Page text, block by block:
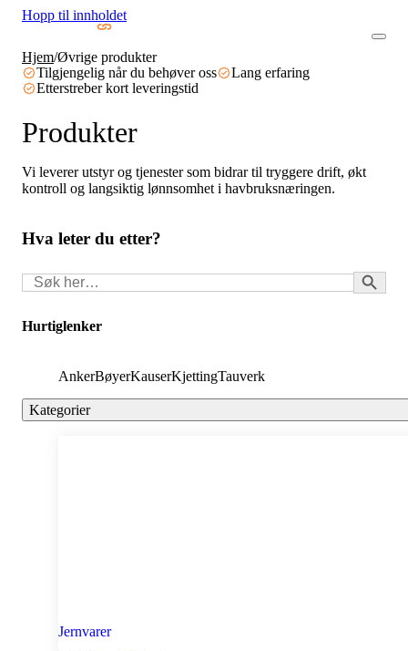
Hopp til innholdet
Hjem/Øvrige produkter
Tilgjengelig når du behøver oss
Lang erfaring
Etterstreber kort leveringstid
Produkter
Vi leverer utstyr og tjenester som bidrar til tryggere drift, økt
kontroll og langsiktig lønnsomhet i havbruksnæringen.
Hva leter du etter?
Søk
for:
Search Button
Hurtiglenker
AnkerBøyerKauserKjettingTauverk
Kategorier
Jernvarer